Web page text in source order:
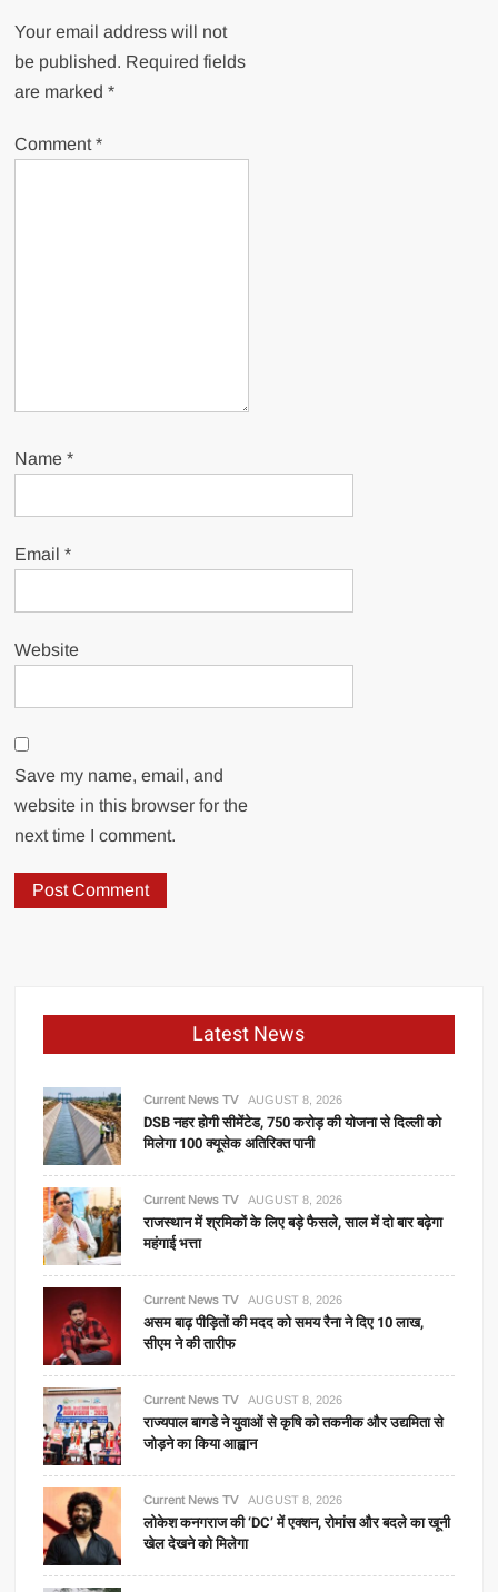
Your email address will not
be published. Required fields
are marked*
Comment*
Name*
Email*
Website
Save my name, email, and
website in this browser for the
next time I comment.
Latest News
Current News TV AUGUST 8, 2026
DSB नहर होगी सीमेंटेड, 750 करोड़ की योजना से दिल्ली को
मिलेगा 100 क्यूसेक अतिरिक्त पानी
Current News TV AUGUST 8, 2026
राजस्थान में श्रमिकों के लिए बड़े फैसले, साल में दो बार बढ़ेगा
महंगाई भत्ता
Current News TV AUGUST 8, 2026
असम बाढ़ पीड़ितों की मदद को समय रैना ने दिए 10 लाख,
सीएम ने की तारीफ
Current News TV AUGUST 8, 2026
राज्यपाल बागडे ने युवाओं से कृषि को तकनीक और उद्यमिता से
जोड़ने का किया आह्वान
Current News TV AUGUST 8, 2026
लोकेश कनगराज की ‘DC’ में एक्शन, रोमांस और बदले का खूनी
खेल देखने को मिलेगा